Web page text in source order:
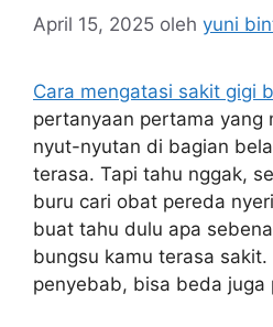
April 15, 2025 oleh yuni
Cara mengatasi sakit gigi
pertanyaan pertama yang
nyut-nyutan di bagian
terasa. Tapi tahu nggak,
buru cari obat pereda
buat tahu dulu apa
bungsu kamu terasa
penyebab, bisa beda juga